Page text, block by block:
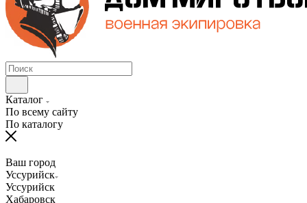
Каталог
По всему сайту
По каталогу
Ваш город
Уссурийск
Уссурийск
Хабаровск